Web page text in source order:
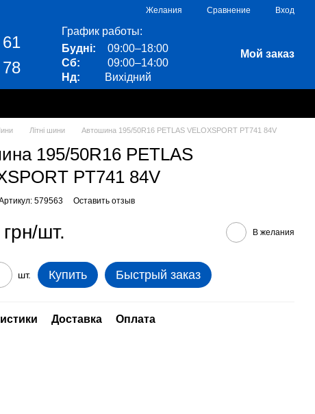
Желания Сравнение Вход
График работы:
Будні:
09:00–18:00
Сб:
09:00–14:00
Нд:
Вихідний
Мой заказ
Літні шини Автошина 195/50R16 PETLAS VELOXSPORT PT741 84V
195/50R16 PETLAS
PT741 84V
579563 Оставить отзыв
шт. В желания
шт. Купить Быстрый заказ
Доставка Оплата